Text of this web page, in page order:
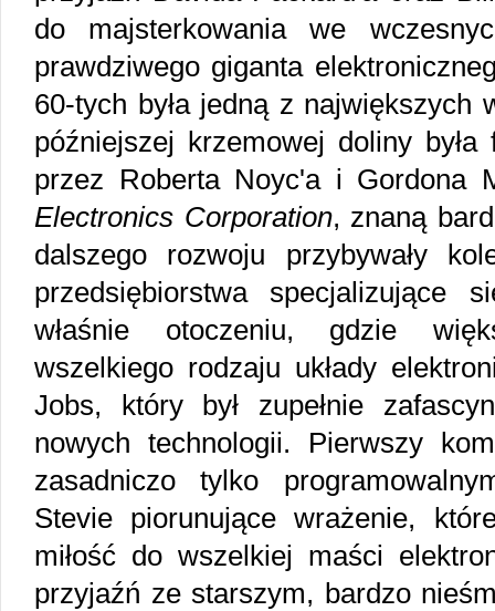
do majsterkowania we
prawdziwego giganta
60-tych była jedną z największych
późniejszej krzemowej doliny
przez Roberta Noyc'a i Gordona
Electronics Corporation, znaną
dalszego rozwoju przybywały
przedsiębiorstwa
właśnie otoczeniu, gdzie
wszelkiego rodzaju układy
Jobs, który był zupełnie
nowych technologii. Pierwszy
zasadniczo tylko
Stevie piorunujące wrażenie,
miłość do wszelkiej maści
przyjaźń ze starszym, bardzo